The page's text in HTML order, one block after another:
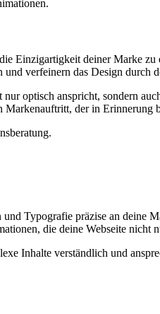
Einzigartigkeit deiner Marke
verfeinern das Design durch
optisch anspricht, sondern
Markenauftritt, der in Erinnerung
Typografie präzise an deine
die deine Webseite nicht
Inhalte verständlich und